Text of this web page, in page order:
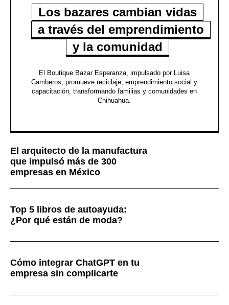
Los bazares cambian vidas
a través del emprendimiento
y la comunidad
El Boutique Bazar Esperanza, impulsado por Luisa
Camberos, promueve reciclaje, emprendimiento social y
capacitación, transformando familias y comunidades en
Chihuahua.
El arquitecto de la manufactura
que impulsó más de 300
empresas en México
Top 5 libros de autoayuda:
¿Por qué están de moda?
Cómo integrar ChatGPT en tu
empresa sin complicarte